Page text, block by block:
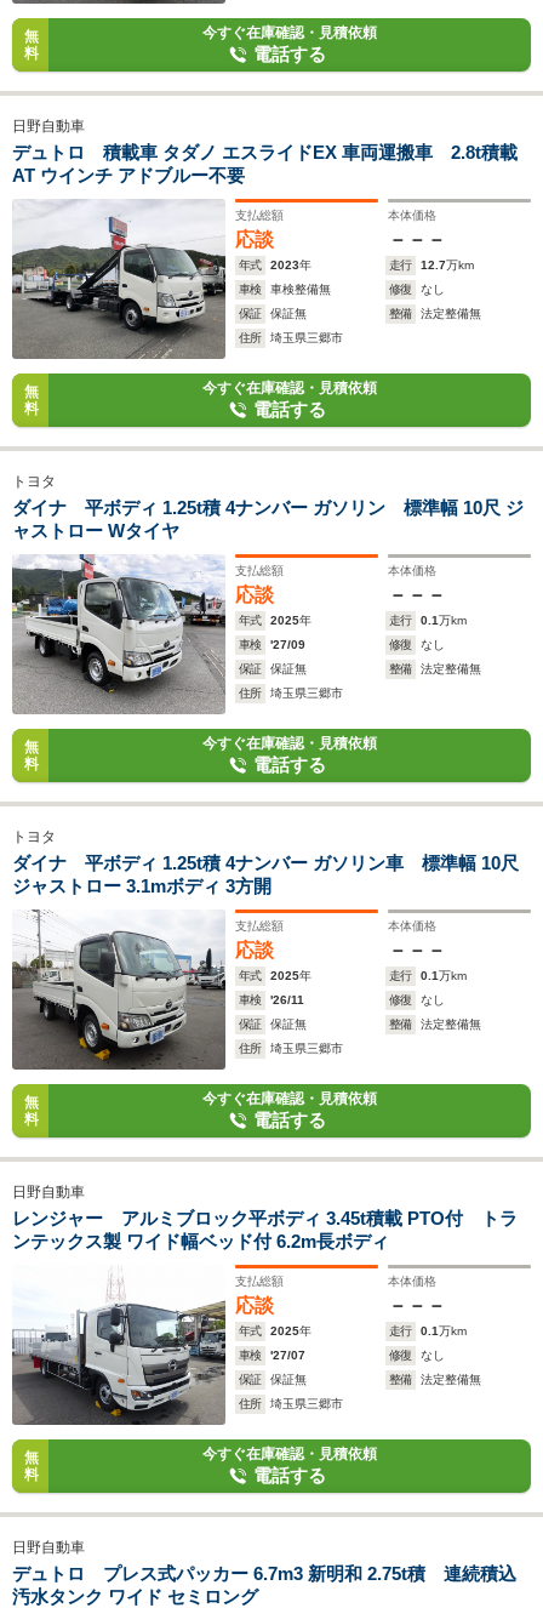
無
料
今すぐ在庫確認・見積依頼
電話する
日野自動車
デュトロ 積載車 タダノ エスライドEX 車両運搬車 2.8t積載
AT ウインチ アドブルー不要
支払総額
応談
本体価格
－－－
年式 2023年 走行 12.7万km
車検
車検整備無 修復
なし
保証
保証無 整備
法定整備無
住所
埼玉県三郷市
無
料
今すぐ在庫確認・見積依頼
電話する
トヨタ
ダイナ 平ボディ 1.25t積 4ナンバー ガソリン 標準幅 10尺 ジ
ャストロー Wタイヤ
支払総額
応談
本体価格
－－－
年式 2025年 走行 0.1万km
車検
'27/09 修復
なし
保証
保証無 整備
法定整備無
住所
埼玉県三郷市
無
料
今すぐ在庫確認・見積依頼
電話する
トヨタ
ダイナ 平ボディ 1.25t積 4ナンバー ガソリン車 標準幅 10尺
ジャストロー 3.1mボディ 3方開
支払総額
応談
本体価格
－－－
年式 2025年 走行 0.1万km
車検
'26/11 修復
なし
保証
保証無 整備
法定整備無
住所
埼玉県三郷市
無
料
今すぐ在庫確認・見積依頼
電話する
日野自動車
レンジャー アルミブロック平ボディ 3.45t積載 PTO付 トラ
ンテックス製 ワイド幅ベッド付 6.2m長ボディ
支払総額
応談
本体価格
－－－
年式 2025年 走行 0.1万km
車検
'27/07 修復
なし
保証
保証無 整備
法定整備無
住所
埼玉県三郷市
無
料
今すぐ在庫確認・見積依頼
電話する
日野自動車
デュトロ プレス式パッカー 6.7m3 新明和 2.75t積 連続積込
汚水タンク ワイド セミロング